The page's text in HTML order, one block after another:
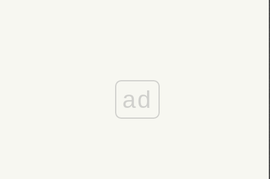
ad